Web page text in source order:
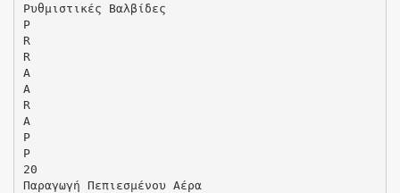
Ρυθµιστικές Βαλβίδες
P
R
R
A
A
R
A
P
P
20
Παραγωγή Πεπιεσµένου Αέρα